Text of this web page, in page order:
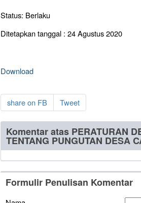
Status: Berlaku
Ditetapkan tanggal : 24 Agustus 2020
Download
share on FB Tweet
Komentar atas PERATURAN
TENTANG PUNGUTAN DESA
Formulir Penulisan Komentar